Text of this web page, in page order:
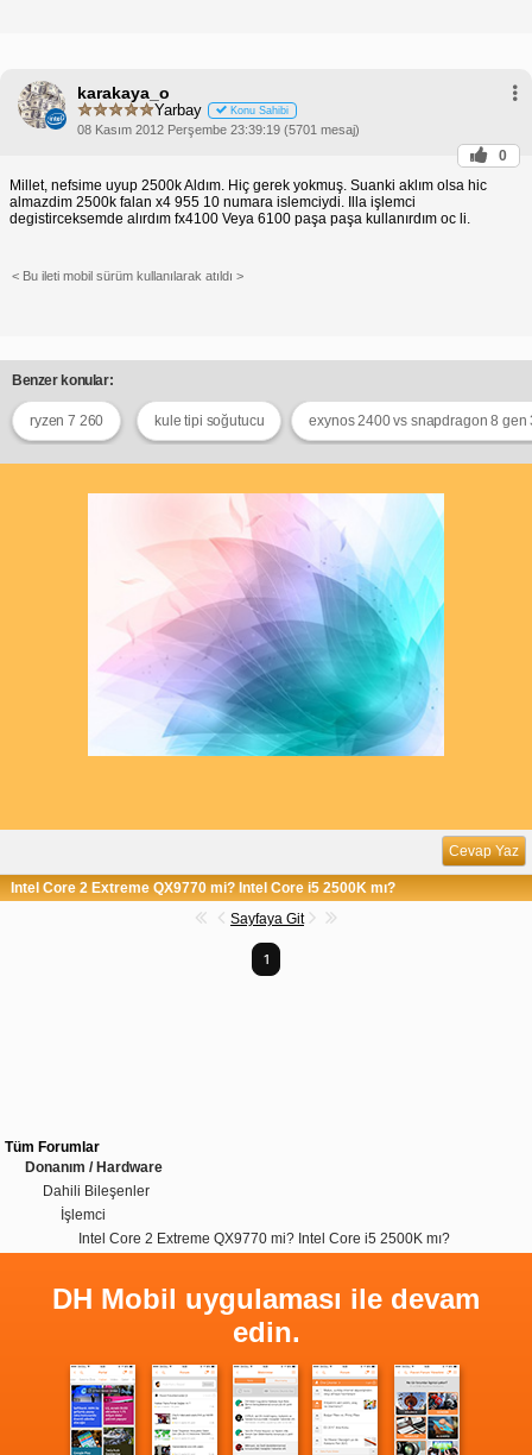
karakaya_o
Yarbay Konu Sahibi
08 Kasım 2012 Perşembe 23:39:19 (5701 mesaj)
0
Millet, nefsime uyup 2500k Aldım. Hiç gerek yokmuş. Suanki aklım olsa hic
almazdim 2500k falan x4 955 10 numara islemciydi. Illa işlemci
degistirceksemde alırdım fx4100 Veya 6100 paşa paşa kullanırdım oc li.
< Bu ileti mobil sürüm kullanılarak atıldı >
Benzer konular:
ryzen 7 260 kule tipi soğutucu exynos 2400 vs snapdragon 8 gen
Cevap Yaz
Intel Core 2 Extreme QX9770 mi? Intel Core i5 2500K mı?
Sayfaya Git
1
Tüm Forumlar
Donanım / Hardware
Dahili Bileşenler
İşlemci
Intel Core 2 Extreme QX9770 mi? Intel Core i5 2500K mı?
DH Mobil uygulaması ile devam
edin.